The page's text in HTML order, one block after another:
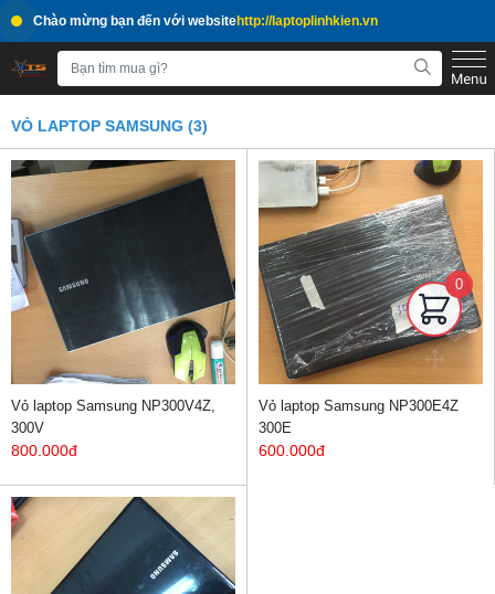
Chào mừng bạn đến với websitehttp://laptoplinhkien.vn
VỎ LAPTOP SAMSUNG (3)
Vỏ laptop Samsung NP300V4Z,
300V
800.000đ
Vỏ laptop Samsung NP300E4Z
300E
600.000đ
0